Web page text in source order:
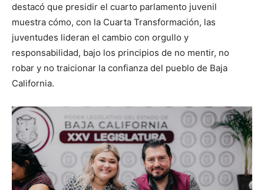
destacó que presidir el cuarto parlamento juvenil
muestra cómo, con la Cuarta Transformación, las
juventudes lideran el cambio con orgullo y
responsabilidad, bajo los principios de no mentir, no
robar y no traicionar la confianza del pueblo de Baja
California.